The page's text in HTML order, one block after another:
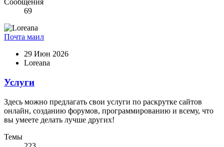
Сообщения
69
Почта маил
29 Июн 2026
Loreana
Услуги
Здесь можно предлагать свои услуги по раскрутке сайтов
онлайн, созданию форумов, программированию и всему, что
вы умеете делать лучше других!
Темы